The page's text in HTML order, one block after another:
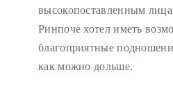
высокопоставленным
Ринпоче хотел иметь
благоприятные
как можно дольше.